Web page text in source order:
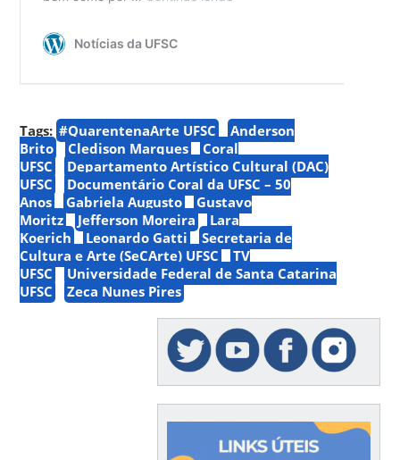
Tags: #QuarentenaArte UFSC
Anderson
Brito
Cledison Marques
Coral
UFSC
Departamento Artístico Cultural (DAC)
UFSC
Documentário Coral da UFSC – 50
Anos
Gabriela Augusto
Gustavo
Moritz
Jefferson Moreira
Lara
Koerich
Leonardo Gatti
Secretaria de
Cultura e Arte (SeCArte) UFSC
TV
UFSC
Universidade Federal de Santa Catarina
UFSC
Zeca Nunes Pires